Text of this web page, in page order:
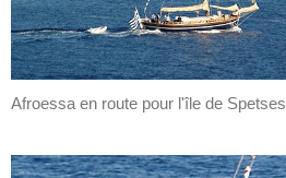
Afroessa en route pour l'île de Spetses